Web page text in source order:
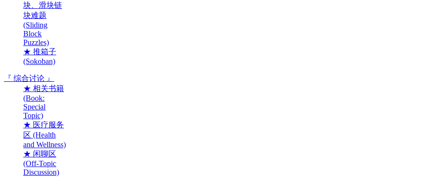
块、滑块链
块难题
(Sliding
Block
Puzzles)
★ 推箱子
(Sokoban)
『 综合讨论 』
★ 相关书籍
(Book:
Special
Topic)
★ 医疗服务
区 (Health
and Wellness)
★ 闲聊区
(Off-Topic
Discussion)